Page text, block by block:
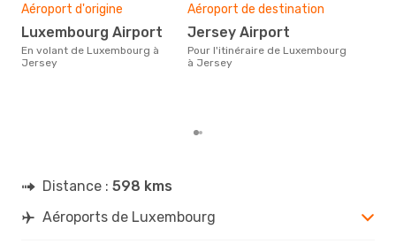
Aéroport d'origine
Luxembourg Airport
En volant de Luxembourg à
Jersey
Aéroport de destination
Jersey Airport
Pour l'itinéraire de Luxembourg
à Jersey
Distance : 598 kms
Aéroports de Luxembourg